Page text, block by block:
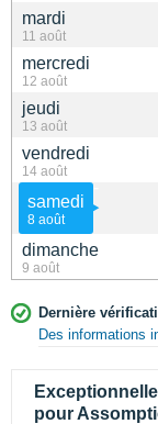
mardi
11 août
mercredi
12 août
jeudi
13 août
vendredi
14 août
samedi
8 août
dimanche
9 août
Dernière
Des informations
pour